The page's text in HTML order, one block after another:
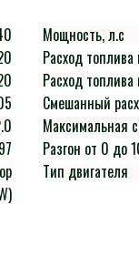
Мощность, л.с
Расход
Расход
Смешанный
Максимальная
Разгон от 0 до
Тип двигателя